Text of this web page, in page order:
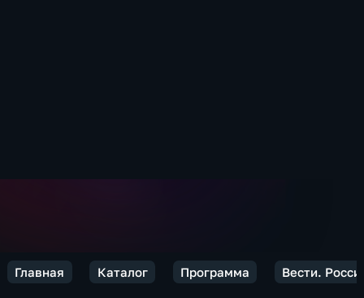
Главная Каталог Программа Вести.